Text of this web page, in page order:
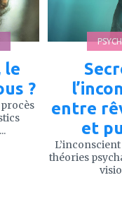
le
?
entre
et
théories